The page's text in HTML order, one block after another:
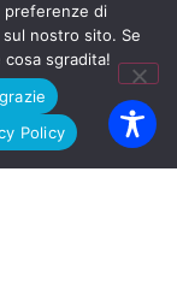
preferenze di
nostro sito. Se
sgradita!
Policy